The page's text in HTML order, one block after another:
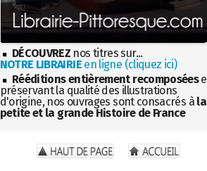
DÉCOUVREZ nos titres sur...
NOTRE LIBRAIRIEen ligne (cliquez ici)
Rééditions entièrement recomposées
préservant la qualité des illustrations
d'origine, nos ouvrages sont consacrés à la
petite et la grande Histoire de France